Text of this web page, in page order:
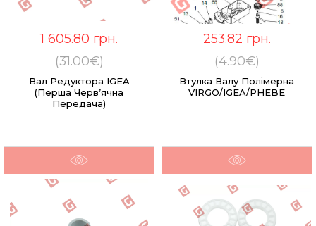
1 605.80 грн.
(31.00€)
Вал Редуктора IGEA
(перша Черв’ячна
Передача)
253.82 грн.
(4.90€)
Втулка Валу Полімерна
VIRGO/IGEA/PHEBE